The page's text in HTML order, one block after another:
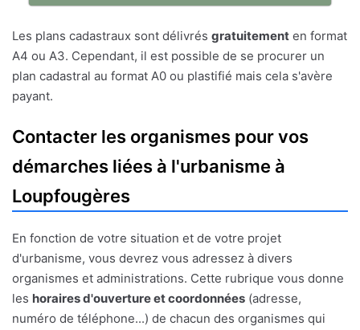
Les plans cadastraux sont délivrés gratuitement en format
A4 ou A3. Cependant, il est possible de se procurer un
plan cadastral au format A0 ou plastifié mais cela s'avère
payant.
Contacter les organismes pour vos
démarches liées à l'urbanisme à
Loupfougères
En fonction de votre situation et de votre projet
d'urbanisme, vous devrez vous adressez à divers
organismes et administrations. Cette rubrique vous donne
les horaires d'ouverture et coordonnées (adresse,
numéro de téléphone...) de chacun des organismes qui